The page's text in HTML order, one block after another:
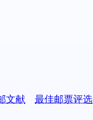
文献 最佳邮票评选